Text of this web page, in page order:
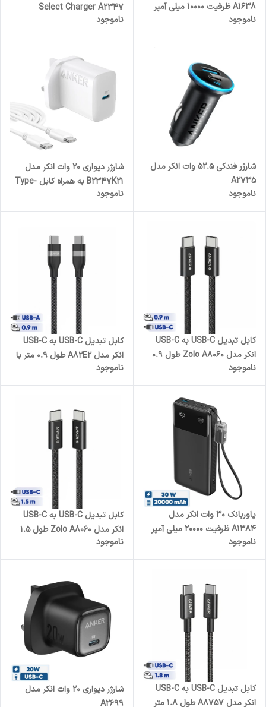
A1638 ظرفیت 10000 میلی آمپر
ساعت
ناموجود
Select Charger A2347
ناموجود
شارژر فندکی 52.5 وات انکر مدل
A2735
ناموجود
شارژر دیواری 20 وات انکر مدل
B2347K21 به همراه کابل Type-
C به Type-C به طول 1.5 متر
ناموجود
کابل تبدیل USB-C به USB-C
انکر مدل Zolo A8060 طول 0.9
متر با توان 240 وات
ناموجود
کابل تبدیل USB-C به USB-C
انکر مدل A82E2 طول 0.9 متر با
توان 240 وات
ناموجود
پاوربانک 30 وات انکر مدل
A1384 ظرفیت 20000 میلی آمپر
ساعت به همراه کابل USB-C
ناموجود
کابل تبدیل USB-C به USB-C
انکر مدل Zolo A8060 طول 1.5
متر
ناموجود
کابل تبدیل USB-C به USB-C
انکر مدل A8757 طول 1.8 متر
شارژر دیواری 20 وات انکر مدل
A2699